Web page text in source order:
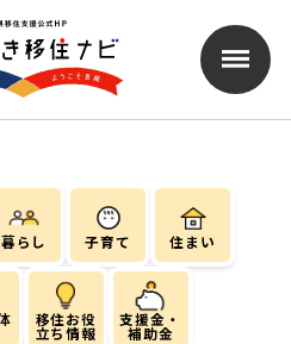
暮らし 子育て 住まい
移住お役
立ち情報
支援金・
補助金